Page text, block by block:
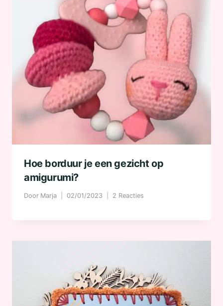
Hoe borduur je een gezicht op
amigurumi?
Door Marja 02/01/2023 2 Reacties